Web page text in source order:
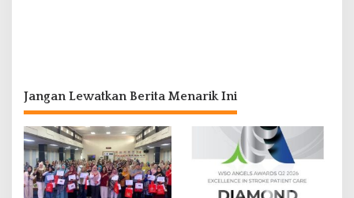
Jangan Lewatkan Berita Menarik Ini